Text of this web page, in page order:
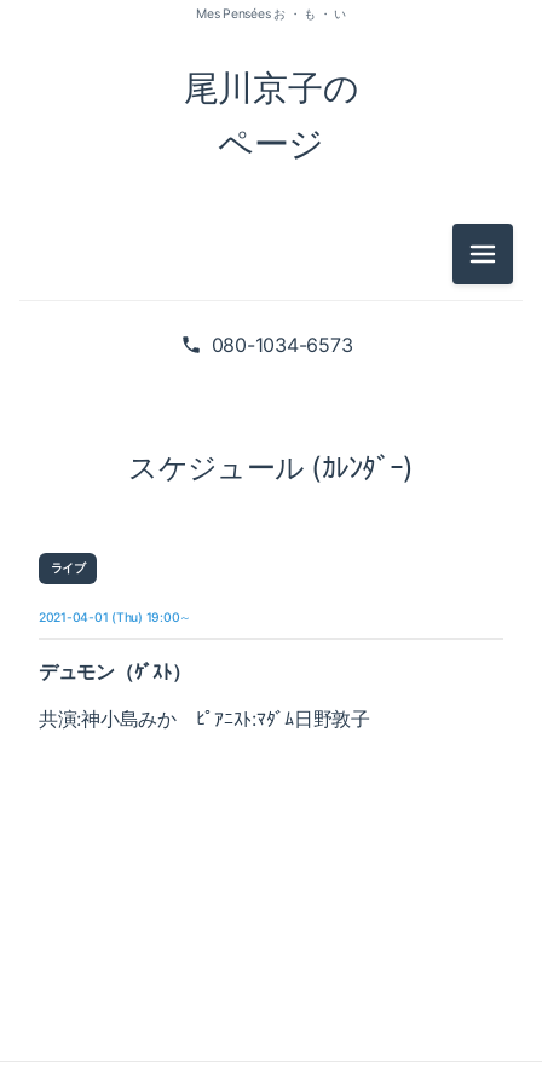
080-1034-6573
尾川京子の
ページ
Mes Pensées お ・ も ・ い
メニュ
スケジュール (ｶﾚﾝﾀﾞｰ)
ライブ
2021-04-01 (Thu) 19:00～
デュモン（ｹﾞｽﾄ）
共演:神小島みか ﾋﾟｱﾆｽﾄ:ﾏﾀﾞﾑ日野敦子